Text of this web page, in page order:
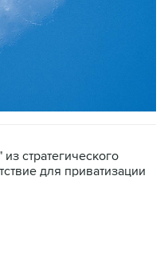
стратегического
для приватизации